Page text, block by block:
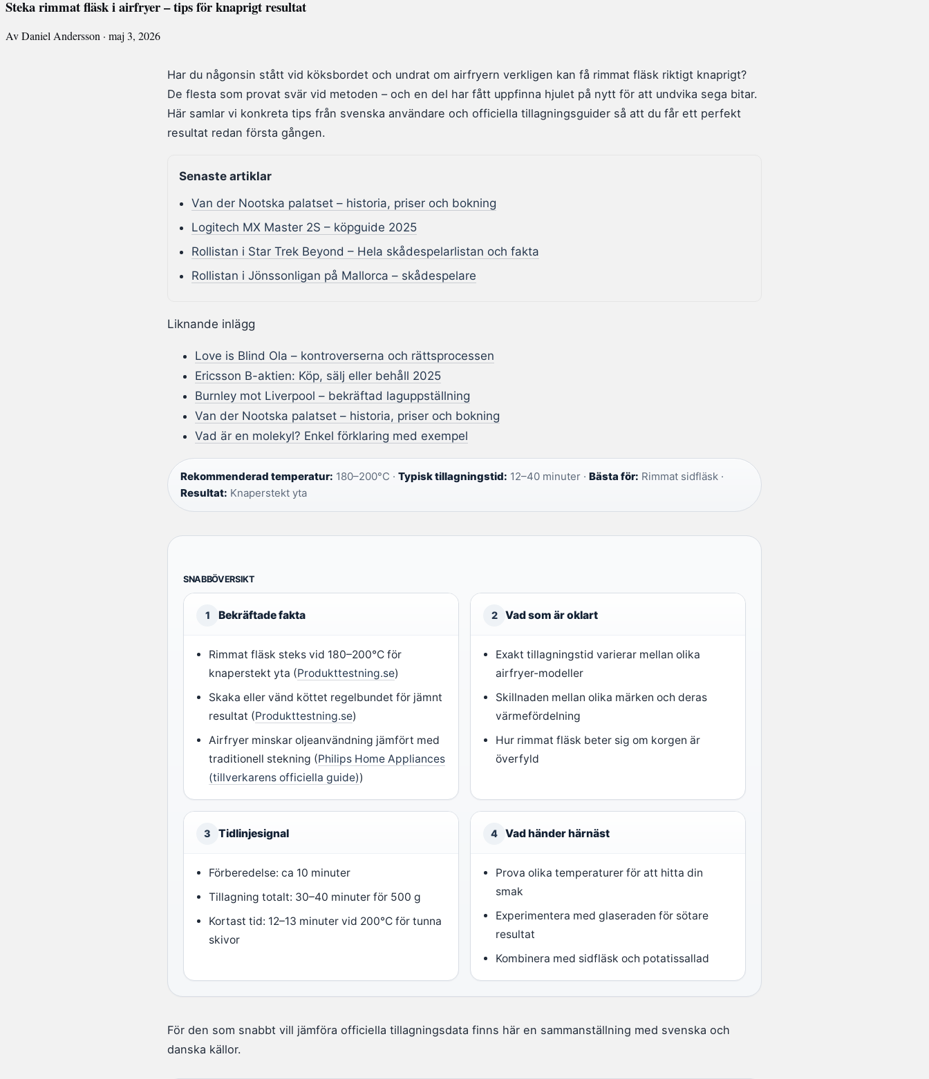
Steka rimmat fläsk i airfryer – tips för knaprigt resultat
Av Daniel Andersson · maj 3, 2026
Har du någonsin stått vid köksbordet och undrat om airfryern verkligen kan få rimmat fläsk riktigt knaprigt?
De flesta som provat svär vid metoden – och en del har fått uppfinna hjulet på nytt för att undvika sega bitar.
Här samlar vi konkreta tips från svenska användare och officiella tillagningsguider så att du får ett perfekt
resultat redan första gången.
Senaste artiklar
Van der Nootska palatset – historia, priser och bokning
Logitech MX Master 2S – köpguide 2025
Rollistan i Star Trek Beyond – Hela skådespelarlistan och fakta
Rollistan i Jönssonligan på Mallorca – skådespelare
Liknande inlägg
Love is Blind Ola – kontroverserna och rättsprocessen
Ericsson B-aktien: Köp, sälj eller behåll 2025
Burnley mot Liverpool – bekräftad laguppställning
Van der Nootska palatset – historia, priser och bokning
Vad är en molekyl? Enkel förklaring med exempel
Rekommenderad temperatur: 180–200°C · Typisk tillagningstid: 12–40 minuter · Bästa för: Rimmat sidfläsk ·
Resultat: Knaperstekt yta
SNABBÖVERSIKT
1 Bekräftade fakta
Rimmat fläsk steks vid 180–200°C för
knaperstekt yta (Produkttestning.se)
Skaka eller vänd köttet regelbundet för jämnt
resultat (Produkttestning.se)
Airfryer minskar oljeanvändning jämfört med
traditionell stekning (Philips Home Appliances
(tillverkarens officiella guide))
2 Vad som är oklart
Exakt tillagningstid varierar mellan olika
airfryer-modeller
Skillnaden mellan olika märken och deras
värmefördelning
Hur rimmat fläsk beter sig om korgen är
överfyld
3 Tidlinjesignal
Förberedelse: ca 10 minuter
Tillagning totalt: 30–40 minuter för 500 g
Kortast tid: 12–13 minuter vid 200°C för tunna
skivor
4 Vad händer härnäst
Prova olika temperaturer för att hitta din
smak
Experimentera med glaseraden för sötare
resultat
Kombinera med sidfläsk och potatissallad
För den som snabbt vill jämföra officiella tillagningsdata finns här en sammanställning med svenska och
danska källor.